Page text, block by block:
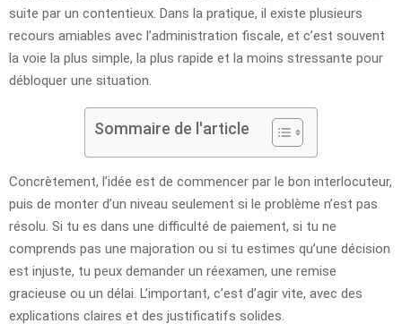
suite par un contentieux. Dans la pratique, il existe plusieurs
recours amiables avec l’administration fiscale, et c’est souvent
la voie la plus simple, la plus rapide et la moins stressante pour
débloquer une situation.
Sommaire de l'article
Concrètement, l’idée est de commencer par le bon interlocuteur,
puis de monter d’un niveau seulement si le problème n’est pas
résolu. Si tu es dans une difficulté de paiement, si tu ne
comprends pas une majoration ou si tu estimes qu’une décision
est injuste, tu peux demander un réexamen, une remise
gracieuse ou un délai. L’important, c’est d’agir vite, avec des
explications claires et des justificatifs solides.